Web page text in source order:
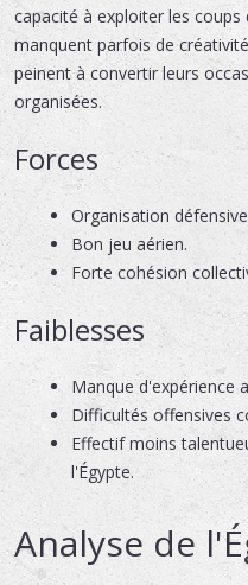
capacité à exploiter les coups
manquent parfois de
peinent à convertir leurs
organisées.
Forces
Organisation
Bon jeu aérien.
Forte cohésion
Faiblesses
Manque d'expérience
Difficultés offensives
Effectif moins
l'Égypte.
Analyse de